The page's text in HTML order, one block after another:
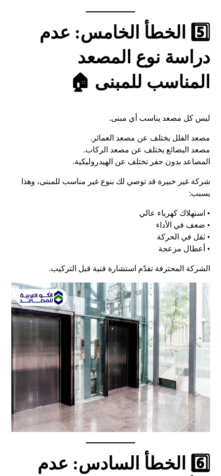
5️⃣ الخطأ الخامس: عدم
دراسة نوع المصعد
المناسب للمبنى 🏠
ليس كل مصعد يناسب أي مبنى.
مصعد الفلل يختلف عن مصعد العمائر.
مصعد البضائع يختلف عن مصعد الركاب.
المصاعد بدون حفر تختلف عن الهيدروليكية.
شركة غير خبيرة قد توصي لك بنوع غير مناسب للمبنى، وهذا
يسبب:
• استهلاك كهرباء عالي
• ضعف في الأداء
• ثقل في الحركة
• أعطال مزعجة
الشركة المحترفة تقدّم استشارة فنية قبل التركيب.
6️⃣ الخطأ السادس: عدم